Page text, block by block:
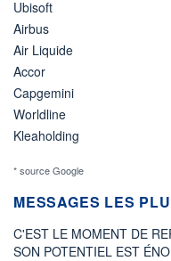
Ubisoft
Airbus
Air Liquide
Accor
Capgemini
Worldline
Kleaholding
* source Google
MESSAGES LES
C'EST LE MOMENT DE
SON POTENTIEL EST